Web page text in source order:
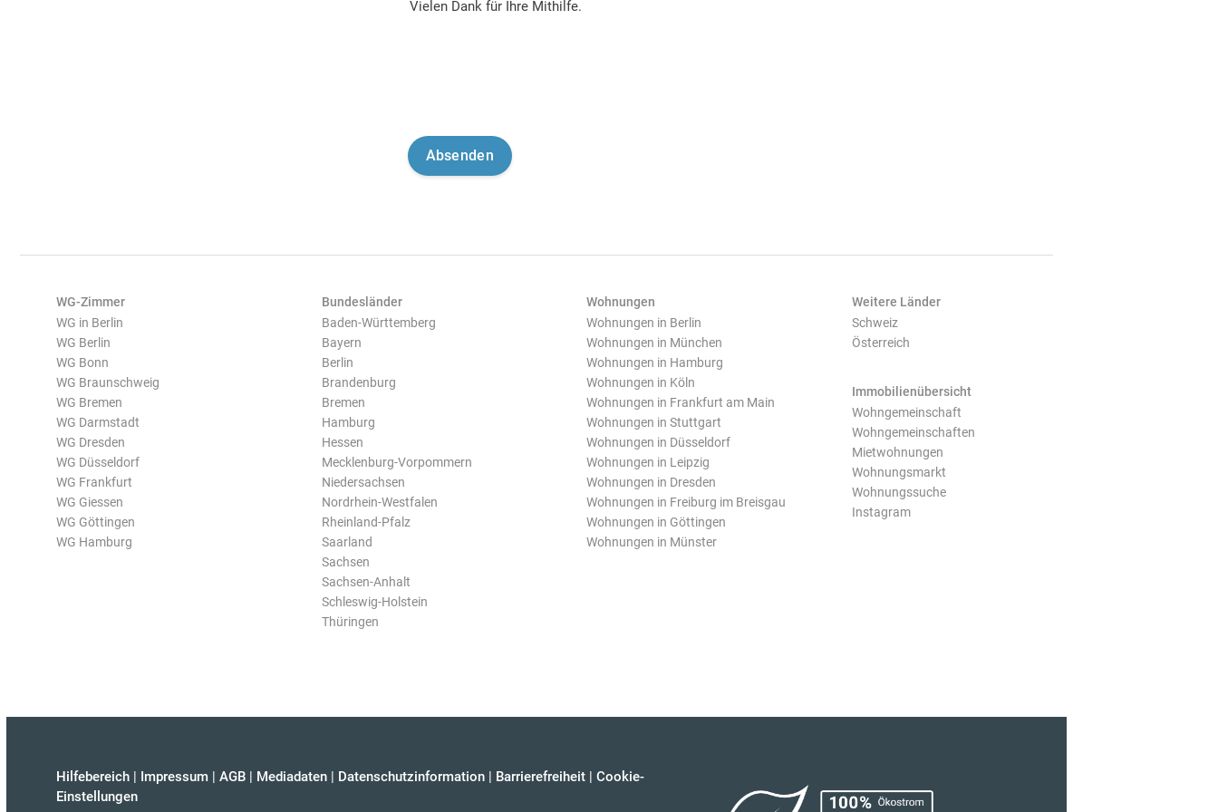
Vielen Dank für Ihre Mithilfe.
WG-Zimmer
WG in Berlin
WG Berlin
WG Bonn
WG Braunschweig
WG Bremen
WG Darmstadt
WG Dresden
WG Düsseldorf
WG Frankfurt
WG Giessen
WG Göttingen
WG Hamburg
Bundesländer
Baden-Württemberg
Bayern
Berlin
Brandenburg
Bremen
Hamburg
Hessen
Mecklenburg-Vorpommern
Niedersachsen
Nordrhein-Westfalen
Rheinland-Pfalz
Saarland
Sachsen
Sachsen-Anhalt
Schleswig-Holstein
Thüringen
Wohnungen
Wohnungen in Berlin
Wohnungen in München
Wohnungen in Hamburg
Wohnungen in Köln
Wohnungen in Frankfurt am Main
Wohnungen in Stuttgart
Wohnungen in Düsseldorf
Wohnungen in Leipzig
Wohnungen in Dresden
Wohnungen in Freiburg im Breisgau
Wohnungen in Göttingen
Wohnungen in Münster
Weitere Länder
Schweiz
Österreich
Immobilienübersicht
Wohngemeinschaft
Wohngemeinschaften
Mietwohnungen
Wohnungsmarkt
Wohnungssuche
Instagram
Hilfebereich | Impressum | AGB | Mediadaten | Datenschutzinformation | Barrierefreiheit | Cookie-
Einstellungen